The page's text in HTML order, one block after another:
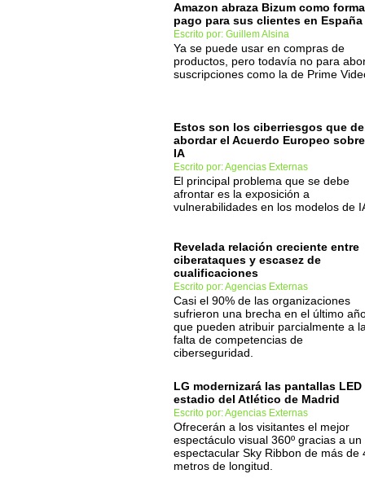
Amazon abraza Bizum como
pago para sus clientes en España
Escrito por: Guillem Alsina
Ya se puede usar en compras de
productos, pero todavía no para
suscripciones como la de Prime
Estos son los ciberriesgos que
abordar el Acuerdo Europeo
IA
Escrito por: Agencias Externas
El principal problema que se debe
afrontar es la exposición a
vulnerabilidades en los modelos de
Revelada relación creciente entre
ciberataques y escasez de
cualificaciones
Escrito por: Agencias Externas
Casi el 90% de las organizaciones
sufrieron una brecha en el último
que pueden atribuir parcialmente a
falta de competencias de
ciberseguridad.
LG modernizará las pantallas LED
estadio del Atlético de Madrid
Escrito por: Agencias Externas
Ofrecerán a los visitantes el mejor
espectáculo visual 360º gracias a un
espectacular Sky Ribbon de más de
metros de longitud.